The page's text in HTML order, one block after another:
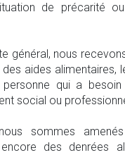
de précarité
général, nous
aides alimentaires,
qui a
social ou
sommes
des denrées